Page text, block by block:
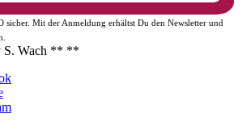
sicher. Mit der Anmeldung erhältst Du den Newsletter und
Wach ** **